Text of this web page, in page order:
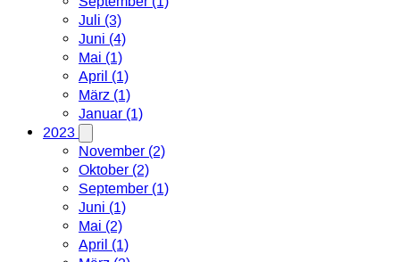
Juli (3)
Juni (4)
Mai (1)
April (1)
März (1)
Januar (1)
2023
November (2)
Oktober (2)
September (1)
Juni (1)
Mai (2)
April (1)